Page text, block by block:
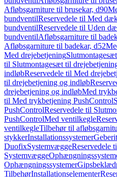
Afløbsgarniture til brusekar, d90
bundventilReservedele til Med
bundventilReservedele til Uden
bundventilAfløbsgarniture til
Afløbsgarniture til badekar, d52
Med drejebetjening
til Slutmontagesæt til
indløbReservedele til Med
til drejebetjening og indløb
drejebetjening og indløbMed
til Med trykbetjening PushControl
PushControlReservedele til
PushControlMed ventilkegle
ventilkegleTilbehør til
stykkerInstallationssystemerGeberit
DuofixSystemvæggeReservedele
Systemvægge
Ophængningssystemer
TilbehørInstallationselementer